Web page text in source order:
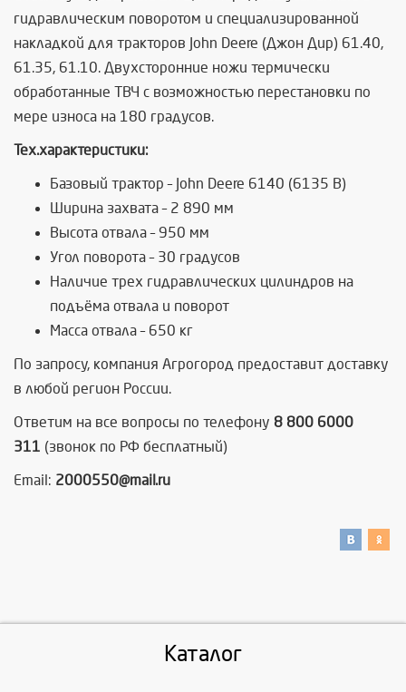
гидравлическим поворотом и специализированной
накладкой для тракторов John Deere (Джон Дир) 61.40,
61.35, 61.10. Двухсторонние ножи термически
обработанные ТВЧ с возможностью перестановки по
мере износа на 180 градусов.
Тех.характеристики:
Базовый трактор – John Deere 6140 (6135 В)
Ширина захвата – 2 890 мм
Высота отвала – 950 мм
Угол поворота – 30 градусов
Наличие трех гидравлических цилиндров на
подъёма отвала и поворот
Масса отвала – 650 кг
По запросу, компания Агрогород предоставит доставку
в любой регион России.
Ответим на все вопросы по телефону 8 800 6000
311 (звонок по РФ бесплатный)
Email: 2000550@mail.ru
Каталог